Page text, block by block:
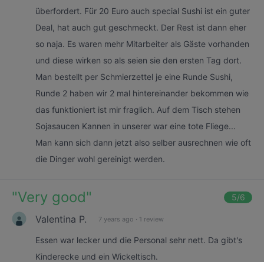
überfordert. Für 20 Euro auch special Sushi ist ein guter
Deal, hat auch gut geschmeckt. Der Rest ist dann eher
so naja. Es waren mehr Mitarbeiter als Gäste vorhanden
und diese wirken so als seien sie den ersten Tag dort.
Man bestellt per Schmierzettel je eine Runde Sushi,
Runde 2 haben wir 2 mal hintereinander bekommen wie
das funktioniert ist mir fraglich. Auf dem Tisch stehen
Sojasaucen Kannen in unserer war eine tote Fliege...
Man kann sich dann jetzt also selber ausrechnen wie oft
die Dinger wohl gereinigt werden.
"Very good" 5/6
Valentina P. 7 years ago · 1 review
Essen war lecker und die Personal sehr nett. Da gibt's
Kinderecke und ein Wickeltisch.